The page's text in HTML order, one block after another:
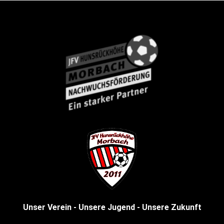
Unser Verein - Unsere Jugend - Unsere Zukunft